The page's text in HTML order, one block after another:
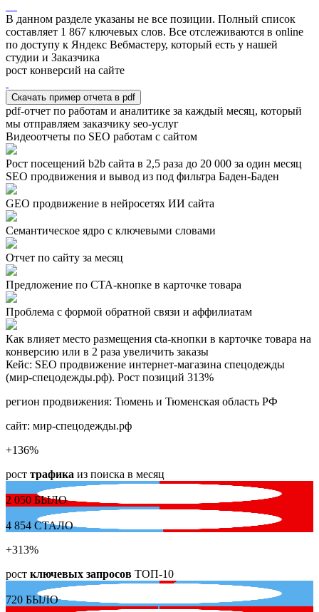
В данном разделе указаны не все позиции. Полный список
составляет 1 867 ключевых слов. Все отслеживаются в online
по доступу к Яндекс Вебмастеру, который есть у нашей
студии и Заказчика
рост конверсий на сайте
Скачать пример отчета в pdf
pdf-отчет по работам и аналитике за каждый месяц, который
мы отправляем заказчику seo-услуг
Видеоотчеты по SEO работам с сайтом
Рост посещений b2b сайта в 2,5 раза до 20 000 за один месяц
SEO продвижения и вывод из под фильтра Баден-Баден
GEO продвижение в нейросетях ИИ сайта
Семантическое ядро с ключевыми словами
Отчет по сайту за месяц
Предложение по СТА-кнопке в карточке товара
Проблема с формой обратной связи и аффилиатам
Как влияет место размещения cta-кнопки в карточке товара на
конверсию или в 2 раза увеличить заказы
Кейс: SEO продвижение интернет-магазина спецодежды
(мир-спецодежды.рф). Рост позиций 313%
регион продвижения: Тюмень и Тюменская область РФ
сайт: мир-спецодежды.рф
+136%
рост трафика из поиска в месяц
2 050 БЫЛО
4 854 СТАЛО
+313%
рост ключевых запросов ТОП-10
720 БЫЛО